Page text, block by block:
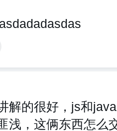
解的很好，js和
浅，这俩东西怎么